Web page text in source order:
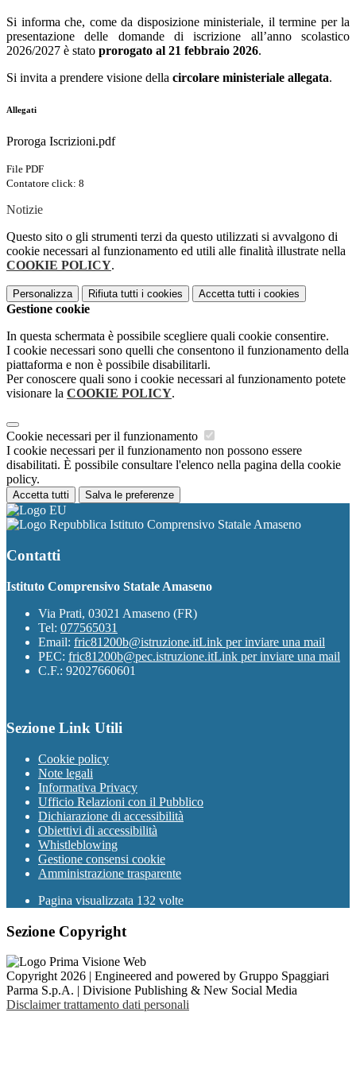
Si informa che, come da disposizione ministeriale, il termine per la
presentazione delle domande di iscrizione all’anno scolastico
2026/2027 è stato prorogato al 21 febbraio 2026.
Si invita a prendere visione della circolare ministeriale allegata.
Allegati
Proroga Iscrizioni.pdf
File PDF
Contatore click: 8
Notizie
Questo sito o gli strumenti terzi da questo utilizzati si avvalgono di
cookie necessari al funzionamento ed utili alle finalità illustrate nella
COOKIE POLICY.
Personalizza Rifiuta tutti i cookies Accetta tutti i cookies
Gestione cookie
In questa schermata è possibile scegliere quali cookie consentire.
I cookie necessari sono quelli che consentono il funzionamento della
piattaforma e non è possibile disabilitarli.
Per conoscere quali sono i cookie necessari al funzionamento potete
visionare la COOKIE POLICY.
Cookie necessari per il funzionamento
I cookie necessari per il funzionamento non possono essere
disabilitati. È possibile consultare l'elenco nella pagina della cookie
policy.
Accetta tutti Salva le preferenze
Istituto Comprensivo Statale Amaseno
Contatti
Istituto Comprensivo Statale Amaseno
Via Prati, 03021 Amaseno (FR)
Tel: 077565031
Email: fric81200b@istruzione.itLink per inviare una mail
PEC: fric81200b@pec.istruzione.itLink per inviare una mail
C.F.: 92027660601
Sezione Link Utili
Cookie policy
Note legali
Informativa Privacy
Ufficio Relazioni con il Pubblico
Dichiarazione di accessibilità
Obiettivi di accessibilità
Whistleblowing
Gestione consensi cookie
Amministrazione trasparente
Pagina visualizzata 132 volte
Sezione Copyright
Copyright 2026 | Engineered and powered by Gruppo Spaggiari
Parma S.p.A. | Divisione Publishing & New Social Media
Disclaimer trattamento dati personali